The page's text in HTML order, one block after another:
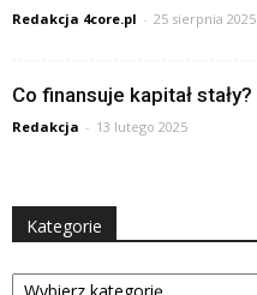
Redakcja 4core.pl - 25 sierpnia 2025
Co finansuje kapitał stały?
Redakcja - 13 lutego 2025
Kategorie
Kategorie